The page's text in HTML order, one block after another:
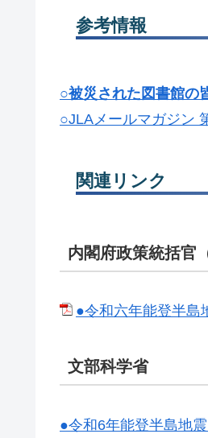
参考情報
○被災された図書館の
○JLAメールマガジン
関連リンク
内閣府政策統括官
●令和六年能登半島
文部科学省
●令和6年能登半島地